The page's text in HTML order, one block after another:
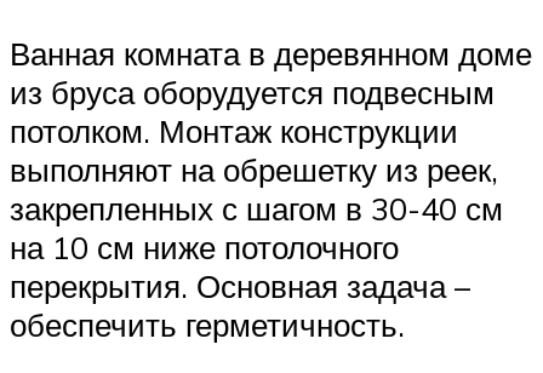
Ванная комната в деревянном доме
из бруса оборудуется подвесным
потолком. Монтаж конструкции
выполняют на обрешетку из реек,
закрепленных с шагом в 30-40 см
на 10 см ниже потолочного
перекрытия. Основная задача –
обеспечить герметичность.